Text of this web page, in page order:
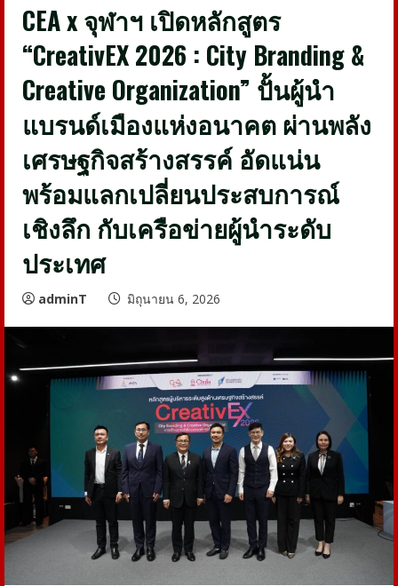
CEA x จุฬาฯ เปิดหลักสูตร
“CreativEX 2026 : City Branding &
Creative Organization” ปั้นผู้นำ
แบรนด์เมืองแห่งอนาคต ผ่านพลัง
เศรษฐกิจสร้างสรรค์ อัดแน่น
พร้อมแลกเปลี่ยนประสบการณ์
เชิงลึก กับเครือข่ายผู้นำระดับ
ประเทศ
adminT มิถุนายน 6, 2026